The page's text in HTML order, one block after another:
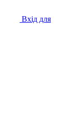
Вхід для